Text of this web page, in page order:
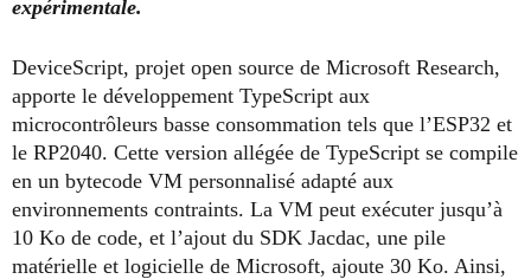
expérimentale.
DeviceScript, projet open source de Microsoft Research,
apporte le développement TypeScript aux
microcontrôleurs basse consommation tels que l’ESP32 et
le RP2040. Cette version allégée de TypeScript se compile
en un bytecode VM personnalisé adapté aux
environnements contraints. La VM peut exécuter jusqu’à
10 Ko de code, et l’ajout du SDK Jacdac, une pile
matérielle et logicielle de Microsoft, ajoute 30 Ko. Ainsi,